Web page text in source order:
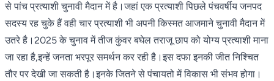
से पांच प्रत्याशी चुनावी मैदान में है।जहां एक प्रत्याशी पिछले पंचवर्षीय जनपद
सदस्य रह चुके हैं वही चार प्रत्याशी भी अपनी किस्मत आजमाने चुनावी मैदान में
उतरे है।2025 के चुनाव में तीज कुंवर बघेल तराजू छाप को योग्य प्रत्याशी माना
जा रहा है,इन्हें जनता भरपूर समर्थन कर रही है।इस दफा इनकी जीत निश्चित
तौर पर देखी जा सकती है।इनके जितने से पंचायतो में विकास भी संभव होगा।